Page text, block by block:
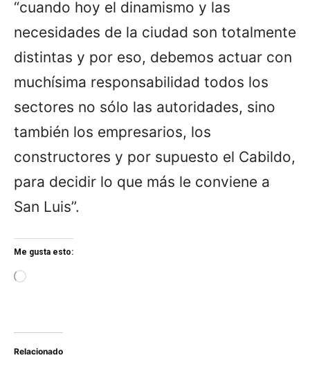
“cuando hoy el dinamismo y las
necesidades de la ciudad son totalmente
distintas y por eso, debemos actuar con
muchísima responsabilidad todos los
sectores no sólo las autoridades, sino
también los empresarios, los
constructores y por supuesto el Cabildo,
para decidir lo que más le conviene a
San Luis”.
Me gusta esto:
g
Relacionado